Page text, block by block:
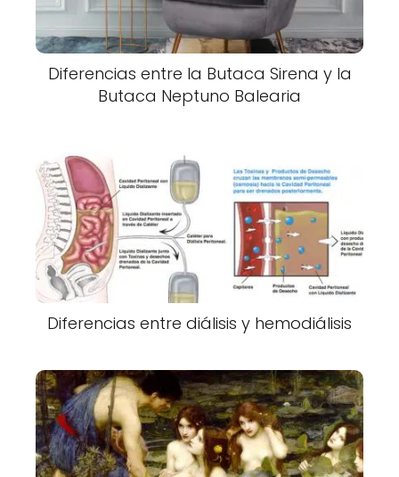
Diferencias entre la Butaca Sirena y la
Butaca Neptuno Balearia
Diferencias entre diálisis y hemodiálisis